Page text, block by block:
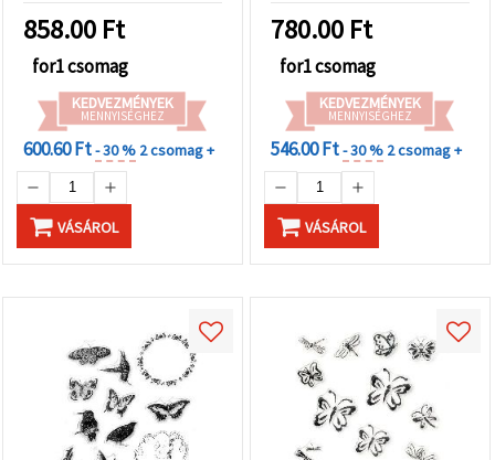
blokkal használható
858.00 Ft
for1 csomag
KEDVEZMÉNYEK
MENNYISÉGHEZ
600.60 Ft- 30 % 2 csomag +
VÁSÁROL
780.00 Ft
for1 csomag
KEDVEZMÉNYEK
MENNYISÉGHEZ
546.00 Ft- 30 % 2 csomag +
VÁSÁROL